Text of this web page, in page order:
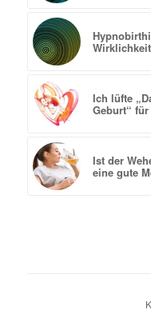
Wirklichkeit
Ich lüfte
Geburt“
Ist der
eine gute